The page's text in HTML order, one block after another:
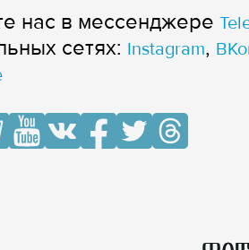
нас в мессенджере
сетях: Instagram,